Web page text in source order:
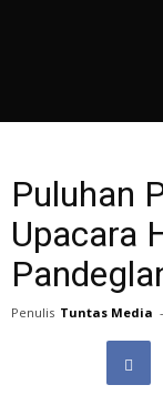
Puluhan
Upacara
Penulis Tuntas Media -